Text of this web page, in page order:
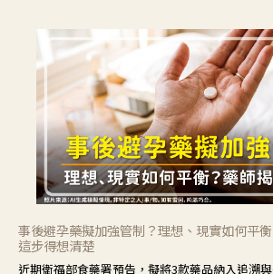
事後避孕藥擬加強管制？理想、現實如何平
這步得想清楚
近期衛福部食藥署預告，擬將3款藥品納入追溯